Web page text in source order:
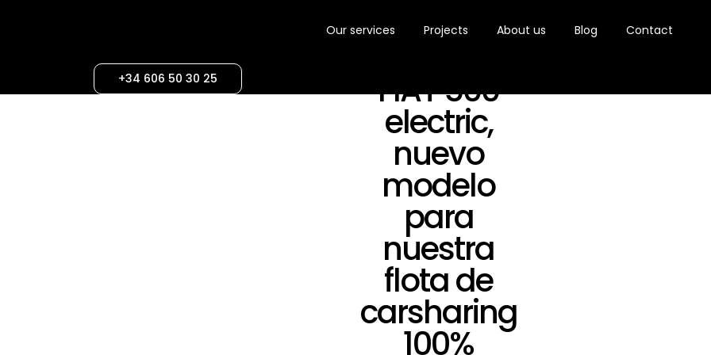
Our services Projects About us Blog Contact
+34 606 50 30 25 FIAT 500
electric,
nuevo
modelo
para
nuestra
flota de
carsharing
100%